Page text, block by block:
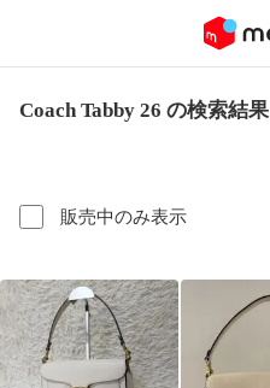
Coach Tabby 26 の検索結果
販売中のみ表示